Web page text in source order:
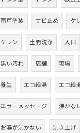
雨戸塗装 サビ止め ケ
ケレン 土間洗浄 入口
黒い汚れ 店舗 現場
養生 エコ給湯 エコ給
エラーメッセージ 沸かな
お湯が沸かない 沸き上げ